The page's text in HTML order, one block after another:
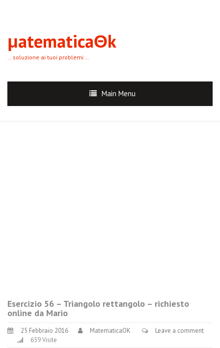
μatematicaΘk
… soluzione ai tuoi problemi …
Main Menu
Esercizio 56 – Triangolo rettangolo – richiesto
online da Mario
25 Febbraio 2016 MatematicaOK
Leave a comment
659 Visite